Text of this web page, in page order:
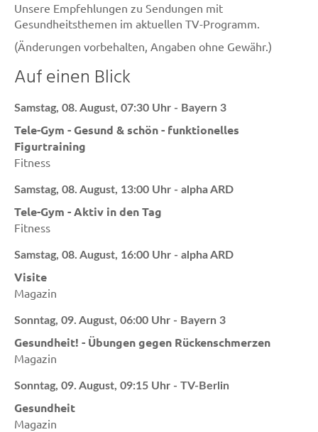
Unsere Empfehlungen zu Sendungen mit
Gesundheitsthemen im aktuellen TV-Programm.
(Änderungen vorbehalten, Angaben ohne Gewähr.)
Auf einen Blick
Samstag, 08. August, 07:30 Uhr - Bayern 3
Tele-Gym - Gesund & schön - funktionelles
Figurtraining
Fitness
Samstag, 08. August, 13:00 Uhr - alpha ARD
Tele-Gym - Aktiv in den Tag
Fitness
Samstag, 08. August, 16:00 Uhr - alpha ARD
Visite
Magazin
Sonntag, 09. August, 06:00 Uhr - Bayern 3
Gesundheit! - Übungen gegen Rückenschmerzen
Magazin
Sonntag, 09. August, 09:15 Uhr - TV-Berlin
Gesundheit
Magazin